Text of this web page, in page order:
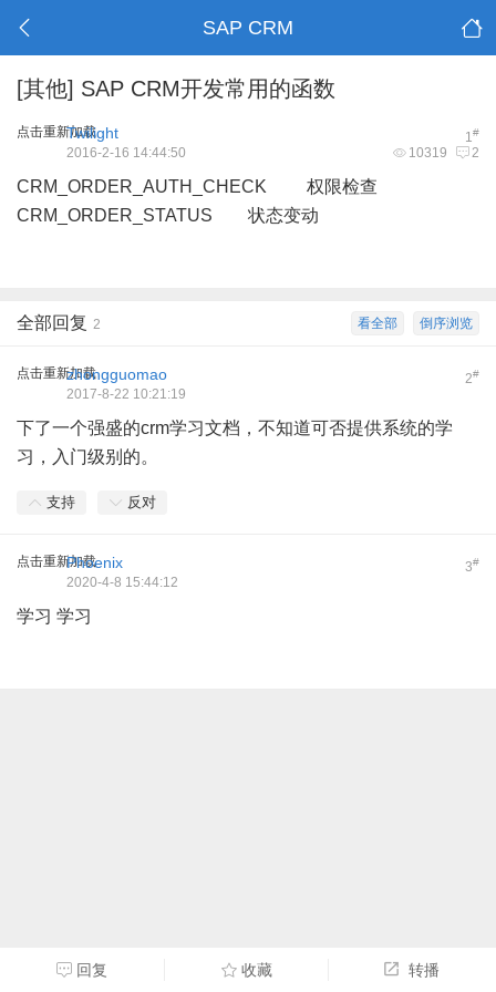
SAP CRM
[其他] SAP CRM开发常用的函数
点击重新加载 1#
Twilight
10319 2
2016-2-16 14:44:50
CRM_ORDER_AUTH_CHECK 权限检查
CRM_ORDER_STATUS 状态变动
倒序浏览
看全部
全部回复 2
点击重新加载 2#
zhongguomao
2017-8-22 10:21:19
下了一个强盛的crm学习文档，不知道可否提供系统的学
习，入门级别的。
支持 反对
点击重新加载 3#
Phoenix
2020-4-8 15:44:12
学习 学习
回复 收藏 转播